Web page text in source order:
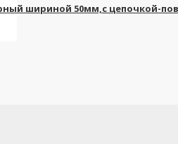
шириной 50мм,с цепочкой-